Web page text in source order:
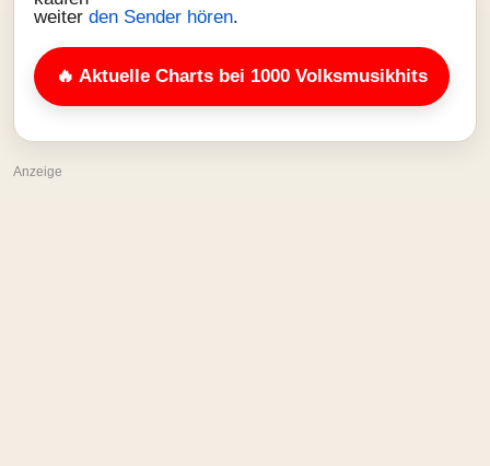
weiter den Sender hören.
🔥 Aktuelle Charts bei 1000 Volksmusikhits
Anzeige